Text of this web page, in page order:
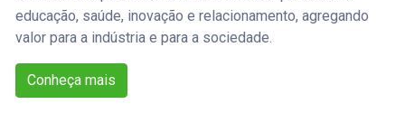
educação, saúde, inovação e relacionamento, agregando
valor para a indústria e para a sociedade.
Conheça mais